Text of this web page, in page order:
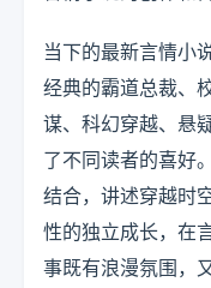
当下的最新言情小
经典的霸道总裁、
谋、科幻穿越、悬
了不同读者的喜好
结合，讲述穿越时
性的独立成长，在
事既有浪漫氛围，